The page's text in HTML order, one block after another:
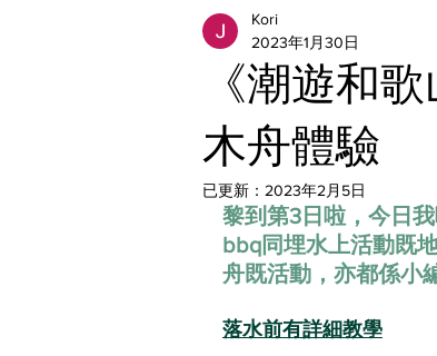
潮遊和歌山
潮遊四國 潮遊岡山
《潮遊和
木舟體驗
Kori
2023年1月30日
已更新： 2023年2月5日
黎到第3日啦，今日
bbq同埋水上活動既
舟既活動，亦都係小
落水前有詳細教學